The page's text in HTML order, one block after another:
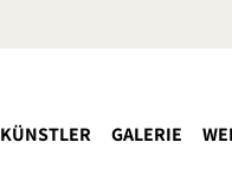
KÜNSTLER GALERIE